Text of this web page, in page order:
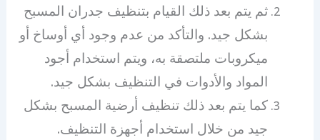
ثم يتم بعد ذلك القيام بتنظيف جدران المسبح
بشكل جيد. والتأكد من عدم وجود أي أوساخ أو
ميكروبات ملتصقة به، ويتم استخدام أجود
المواد والأدوات في التنظيف بشكل جيد.
كما يتم بعد ذلك تنظيف أرضية المسبح بشكل
جيد من خلال استخدام أجهزة التنظيف.